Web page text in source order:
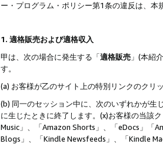
ー・プログラム・ポリシー第1条の違反は、本
1. 適格販売および適格収入
甲は、次の場合に発生する「適格販売 」(本紹
す。
(a) お客様が乙のサイト上の特別リンクのクリ
(b) 同一のセッション中に、次のいずれかが生
に生じたときに終了します。(x)お客様の当該
Music」、「Amazon Shorts」、「eDocs」「
Blogs」、「Kindle Newsfeeds」、「Kindle